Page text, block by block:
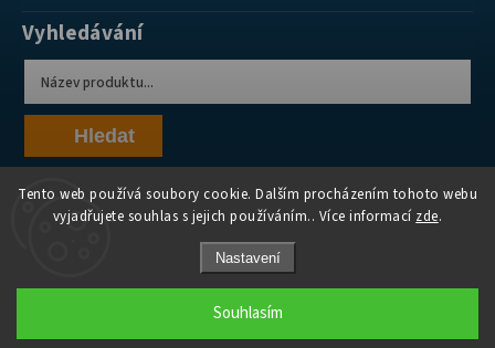
Tento web používá soubory cookie. Dalším procházením tohoto webu
vyjadřujete souhlas s jejich používáním.. Více informací zde.
Nastavení
Souhlasím
Vyhledávání
Hledat